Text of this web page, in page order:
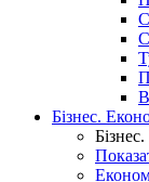
Бізнес.